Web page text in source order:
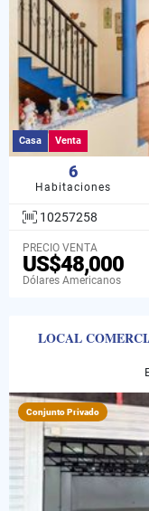
Casa Venta
6
Habitaciones
10257258
PRECIO VENTA
US$48,000
Dólares Americanos
LOCAL
Conjunto Privado